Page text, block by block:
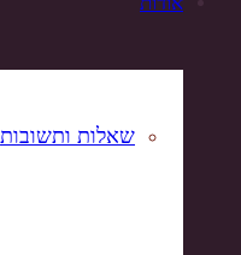
שאלות ותשובות